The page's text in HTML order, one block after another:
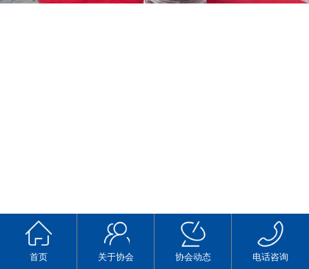
首页 关于协会 协会动态 电话咨询